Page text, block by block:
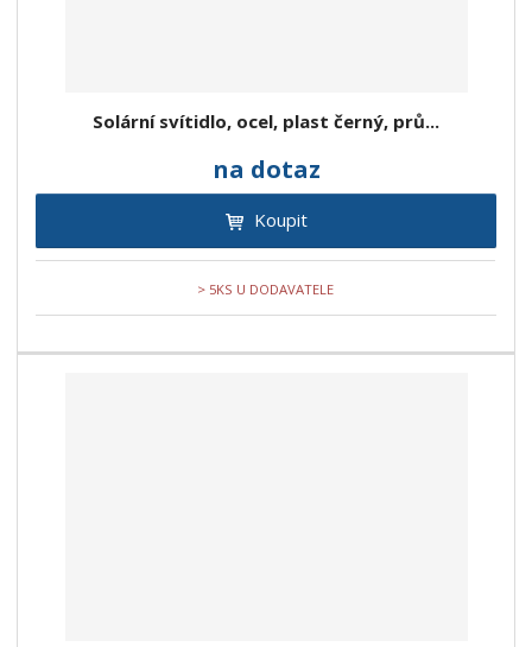
Solární svítidlo, ocel, plast černý, prů...
na dotaz
Koupit
> 5KS U DODAVATELE